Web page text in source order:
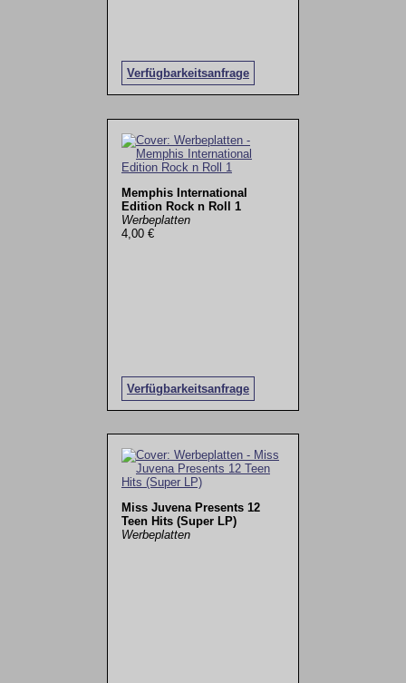
Verfügbarkeitsanfrage
Memphis International
Edition Rock n Roll 1
Werbeplatten
4,00 €
Verfügbarkeitsanfrage
Miss Juvena Presents 12
Teen Hits (Super LP)
Werbeplatten